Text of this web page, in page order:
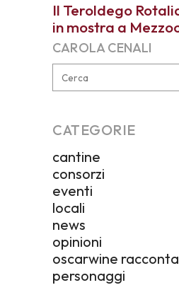
Il Teroldego
in mostra a
CAROLA CENALI
CATEGORIE
cantine
consorzi
eventi
locali
news
opinioni
oscarwine racconta
personaggi